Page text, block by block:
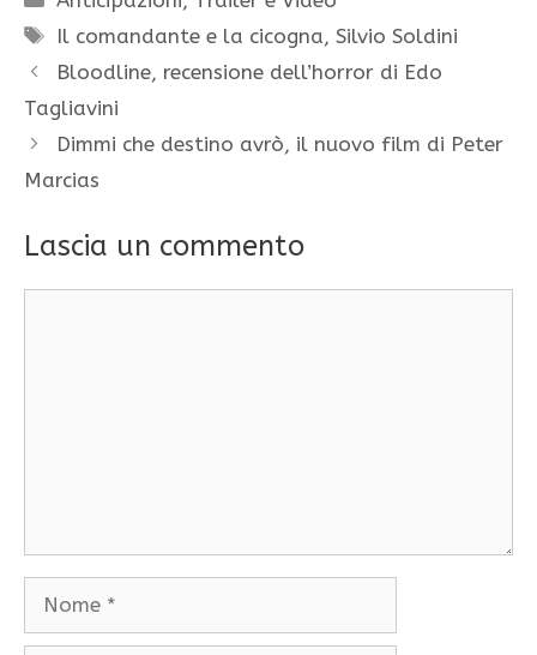
Tag
Il comandante e la cicogna,Silvio Soldini
Bloodline, recensione dell’horror di Edo
Tagliavini
Dimmi che destino avrò, il nuovo film di Peter
Marcias
Lascia un commento